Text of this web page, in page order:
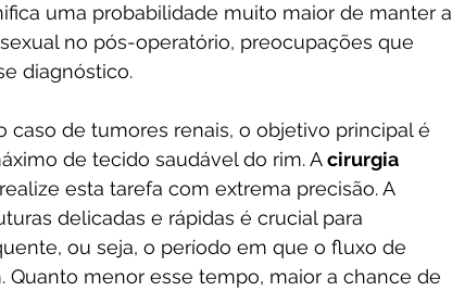
uma probabilidade muito maior de manter a
no pós-operatório, preocupações que
diagnóstico.
caso de tumores renais, o objetivo principal é
de tecido saudável do rim. A cirurgia
esta tarefa com extrema precisão. A
delicadas e rápidas é crucial para
ou seja, o período em que o fluxo de
Quanto menor esse tempo, maior a chance de